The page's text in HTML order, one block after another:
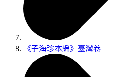
《子海珍本編》臺灣卷